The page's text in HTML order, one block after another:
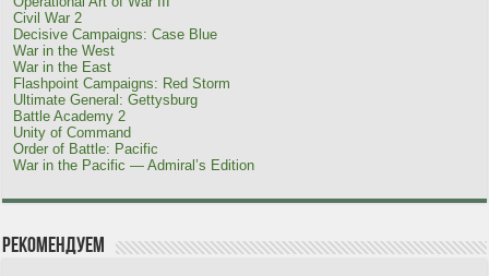
Civil War 2
Decisive Campaigns: Case Blue
War in the West
War in the East
Flashpoint Campaigns: Red Storm
Ultimate General: Gettysburg
Battle Academy 2
Unity of Command
Order of Battle: Pacific
War in the Pacific — Admiral’s Edition
Рекомендуем